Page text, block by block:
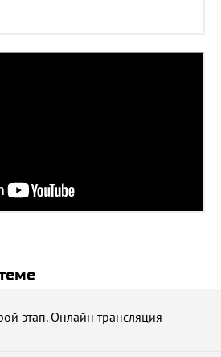
этап. Онлайн трансляция